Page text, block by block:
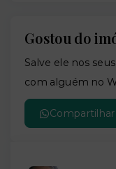
Gostou do
Salve ele nos
com alguém no
Compartilhar